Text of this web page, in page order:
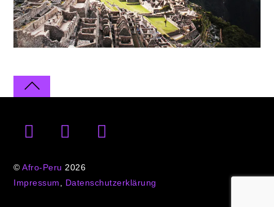
©Afro-Peru 2026
Impressum
Datenschutzerklärung